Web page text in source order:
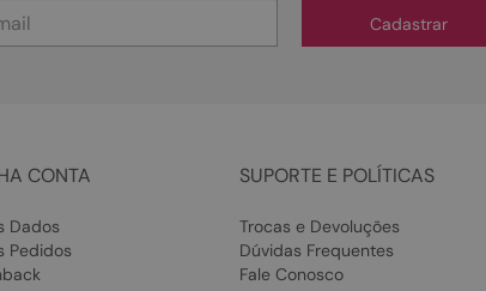
Cadastrar
CONTA
Dados
Pedidos
SUPORTE E POLÍTICAS
Trocas e Devoluções
Dúvidas Frequentes
Fale Conosco